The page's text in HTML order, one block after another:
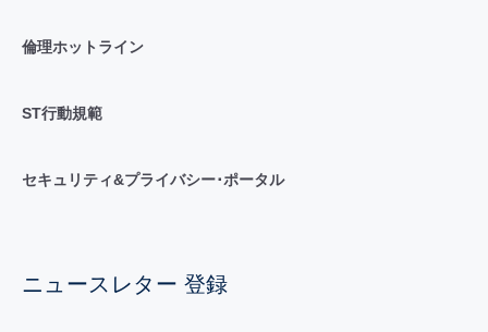
倫理ホットライン
ST行動規範
セキュリティ&プライバシー･ポータル
ニュースレター 登録